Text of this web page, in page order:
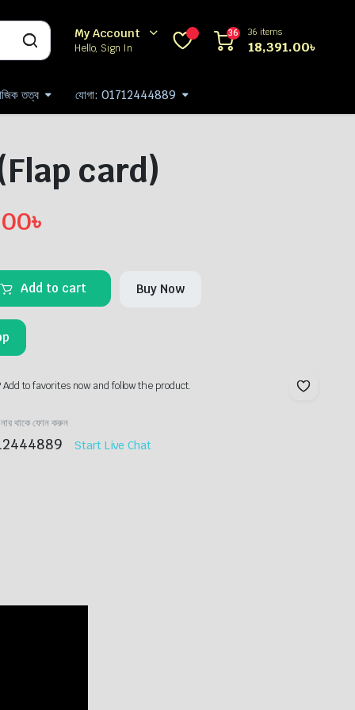
My Account
Hello, Sign In
36 36 items
18,391.00৳
তত্ব যোগা: 01712444889
(Flap card)
৳
Add to cart Buy Now
to favorites now and follow the product.
থাকে ফোন করুন
Start Live Chat